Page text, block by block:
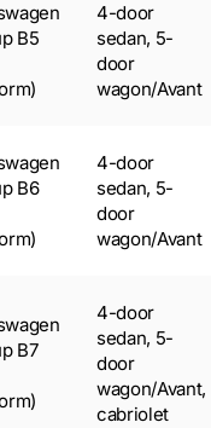
B5
4-door
sedan, 5-
door
wagon/Avant
B6
4-door
sedan, 5-
door
wagon/Avant
B7
4-door
sedan, 5-
door
wagon/Avant,
cabriolet